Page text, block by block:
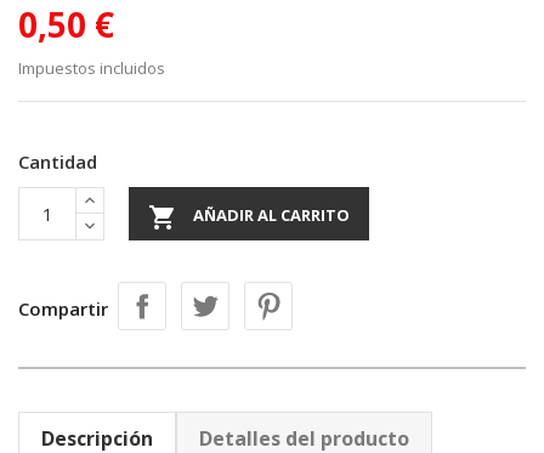
0,50 €
Impuestos incluidos
Cantidad
 AÑADIR AL CARRITO
Compartir
Descripción Detalles del producto